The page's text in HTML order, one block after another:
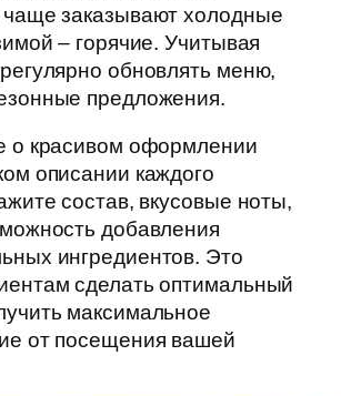
чаще заказывают холодные
– горячие. Учитывая
обновлять меню,
предложения.
о красивом оформлении
описании каждого
состав, вкусовые ноты,
добавления
ингредиентов. Это
сделать оптимальный
максимальное
от посещения вашей